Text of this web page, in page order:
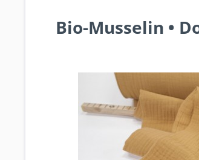
Bio-Musselin •